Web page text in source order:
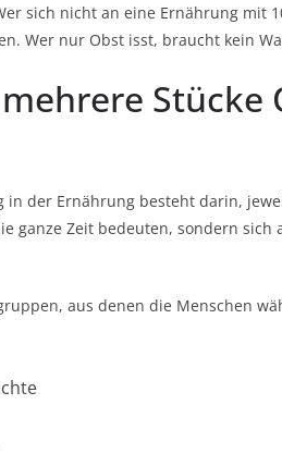
sich nicht an eine Ernährung mit
Wer nur Obst isst, braucht kein
mehrere
in der Ernährung besteht darin,
ganze Zeit bedeuten, sondern
aus denen die Menschen